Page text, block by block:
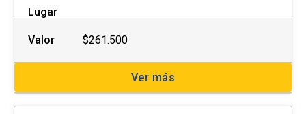
Lugar
Valor $261.500
Ver más